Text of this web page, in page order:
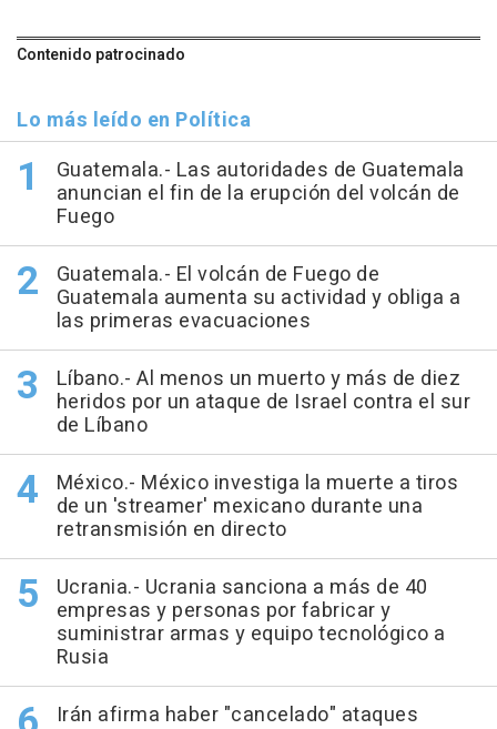
Contenido patrocinado
Lo más leído en Política
Guatemala.- Las autoridades de Guatemala
anuncian el fin de la erupción del volcán de
Fuego
Guatemala.- El volcán de Fuego de
Guatemala aumenta su actividad y obliga a
las primeras evacuaciones
Líbano.- Al menos un muerto y más de diez
heridos por un ataque de Israel contra el sur
de Líbano
México.- México investiga la muerte a tiros
de un 'streamer' mexicano durante una
retransmisión en directo
Ucrania.- Ucrania sanciona a más de 40
empresas y personas por fabricar y
suministrar armas y equipo tecnológico a
Rusia
Irán afirma haber "cancelado" ataques